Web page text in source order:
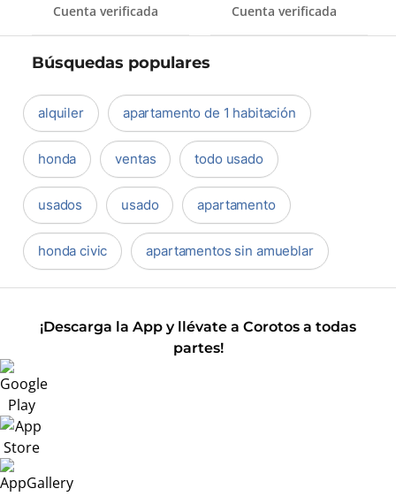
Cuenta verificada Cuenta verificada
Búsquedas populares
alquiler apartamento de 1 habitación
honda ventas todo usado
usados usado apartamento
honda civic apartamentos sin amueblar
¡Descarga la App y llévate a Corotos a todas
partes!